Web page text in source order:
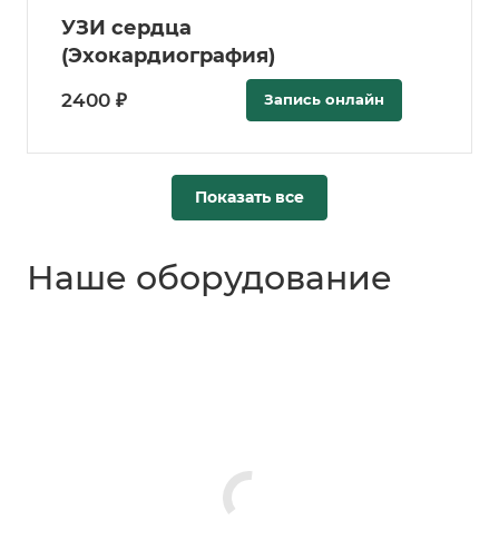
УЗИ сердца
(Эхокардиография)
2400 ₽ Запись онлайн
Показать все
Наше оборудование